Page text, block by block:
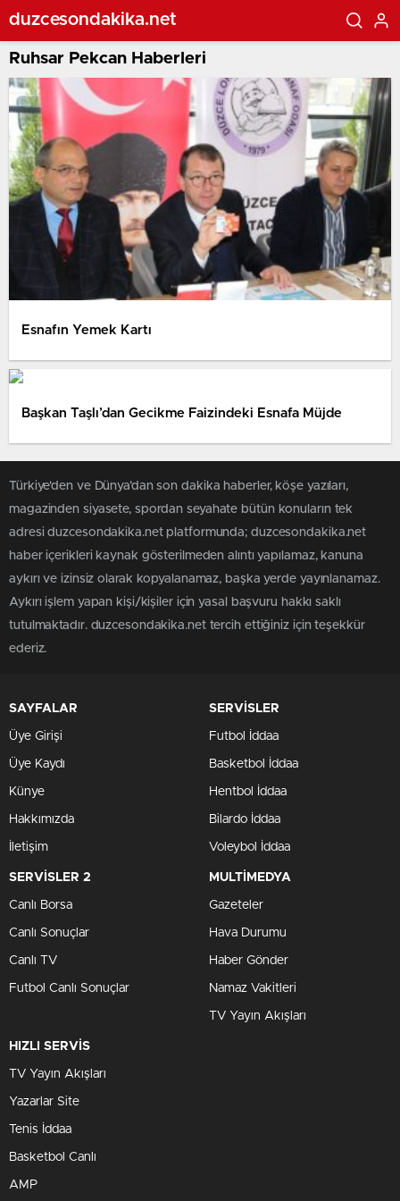
duzcesondakika.net
Ruhsar Pekcan Haberleri
Esnafın Yemek Kartı
Başkan Taşlı’dan Gecikme Faizindeki Esnafa Müjde
Türkiye'den ve Dünya’dan son dakika haberler, köşe yazıları,
magazinden siyasete, spordan seyahate bütün konuların tek
adresi duzcesondakika.net platformunda; duzcesondakika.net
haber içerikleri kaynak gösterilmeden alıntı yapılamaz, kanuna
aykırı ve izinsiz olarak kopyalanamaz, başka yerde yayınlanamaz.
Aykırı işlem yapan kişi/kişiler için yasal başvuru hakkı saklı
tutulmaktadır. duzcesondakika.net tercih ettiğiniz için teşekkür
ederiz.
SAYFALAR
Üye Girişi
Üye Kaydı
Künye
Hakkımızda
İletişim
SERVİSLER
Futbol İddaa
Basketbol İddaa
Hentbol İddaa
Bilardo İddaa
Voleybol İddaa
SERVİSLER 2
Canlı Borsa
Canlı Sonuçlar
Canlı TV
Futbol Canlı Sonuçlar
MULTİMEDYA
Gazeteler
Hava Durumu
Haber Gönder
Namaz Vakitleri
TV Yayın Akışları
HIZLI SERVİS
TV Yayın Akışları
Yazarlar Site
Tenis İddaa
Basketbol Canlı
AMP